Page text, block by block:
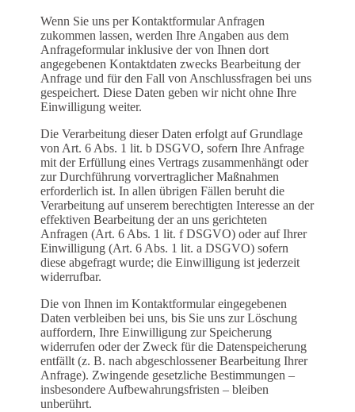
Wenn Sie uns per Kontaktformular Anfragen
zukommen lassen, werden Ihre Angaben aus dem
Anfrageformular inklusive der von Ihnen dort
angegebenen Kontaktdaten zwecks Bearbeitung der
Anfrage und für den Fall von Anschlussfragen bei uns
gespeichert. Diese Daten geben wir nicht ohne Ihre
Einwilligung weiter.
Die Verarbeitung dieser Daten erfolgt auf Grundlage
von Art. 6 Abs. 1 lit. b DSGVO, sofern Ihre Anfrage
mit der Erfüllung eines Vertrags zusammenhängt oder
zur Durchführung vorvertraglicher Maßnahmen
erforderlich ist. In allen übrigen Fällen beruht die
Verarbeitung auf unserem berechtigten Interesse an der
effektiven Bearbeitung der an uns gerichteten
Anfragen (Art. 6 Abs. 1 lit. f DSGVO) oder auf Ihrer
Einwilligung (Art. 6 Abs. 1 lit. a DSGVO) sofern
diese abgefragt wurde; die Einwilligung ist jederzeit
widerrufbar.
Die von Ihnen im Kontaktformular eingegebenen
Daten verbleiben bei uns, bis Sie uns zur Löschung
auffordern, Ihre Einwilligung zur Speicherung
widerrufen oder der Zweck für die Datenspeicherung
entfällt (z. B. nach abgeschlossener Bearbeitung Ihrer
Anfrage). Zwingende gesetzliche Bestimmungen –
insbesondere Aufbewahrungsfristen – bleiben
unberührt.